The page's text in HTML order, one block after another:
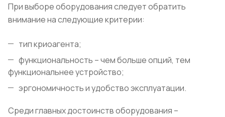
При выборе оборудования следует обратить
внимание на следующие критерии:
тип криоагента;
функциональность – чем больше опций, тем
функциональнее устройство;
эргономичность и удобство эксплуатации.
Среди главных достоинств оборудования –